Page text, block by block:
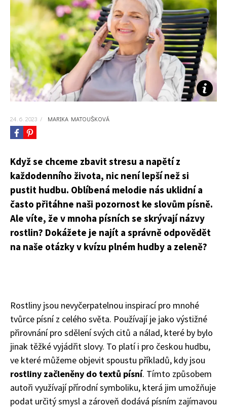
KVÍZY A TESTY
24. 6. 2023 / MARIKA MATOUŠKOVÁ
Když se chceme zbavit stresu a napětí z
každodenního života, nic není lepší než si
pustit hudbu. Oblíbená melodie nás uklidní a
často přitáhne naši pozornost ke slovům písně.
Ale víte, že v mnoha písních se skrývají názvy
rostlin? Dokážete je najít a správně odpovědět
na naše otázky v kvízu plném hudby a zeleně?
Rostliny jsou nevyčerpatelnou inspirací pro mnohé
tvůrce písní z celého světa. Používají je jako výstižné
přirovnání pro sdělení svých citů a nálad, které by bylo
jinak těžké vyjádřit slovy. To platí i pro českou hudbu,
ve které můžeme objevit spoustu příkladů, kdy jsou
rostliny začleněny do textů písní. Tímto způsobem
autoři využívají přírodní symboliku, která jim umožňuje
podat určitý smysl a zároveň dodává písním zajímavou